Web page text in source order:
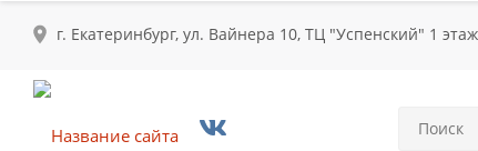
г. Екатеринбург, ул. Вайнера 10, ТЦ "Успенский" 1 этаж